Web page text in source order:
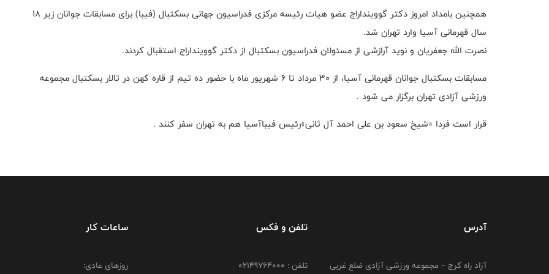
همچنین بامداد امروز دکتر گووینداراج عضو هیات رئیسه مرکزی فدراسیون جهانی بسکتبال (فیبا) برای مسابقات جوانان زیر ۱۸
سال قهرمانی آسیا وارد تهران شد.
نصرت الله جعفریان و نوید آرازشی از مسئولان فدراسیون بسکتبال از دکتر گووینداراج استقبال کردند.
مسابقات بسکتبال جوانان قهرمانی آسیا، از ۳۰ مرداد تا ۶ شهریور ماه با حضور ده تیم از قاره کهن در تالار بسکتبال مجموعه
ورزشی آزادی تهران برگزار می شود .
قرار است فردا «شیخ سعود بن علی احمد آل ثانی»رئیس فیباآسیا هم به تهران سفر کنند .
آدرس
آزاد راه کرج – مجموعه ورزشی آزادی ضلع غربی
تلفن و فکس
تلفن : 02149764000
ساعات کار
روزهای عادی: